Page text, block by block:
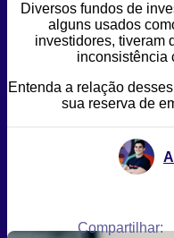
Diversos fundos de
alguns usados
investidores, tiveram
inconsistência
Entenda a relação
sua reserva de
Compartilhar: